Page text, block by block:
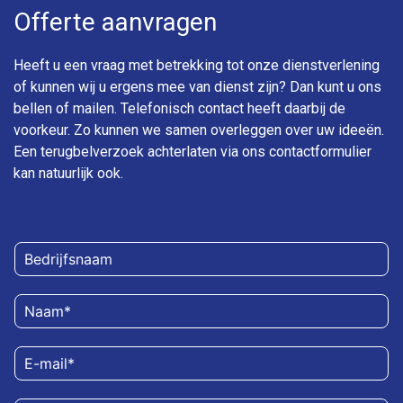
Offerte aanvragen
Heeft u een vraag met betrekking tot onze dienstverlening
of kunnen wij u ergens mee van dienst zijn? Dan kunt u ons
bellen of mailen. Telefonisch contact heeft daarbij de
voorkeur. Zo kunnen we samen overleggen over uw ideeën.
Een terugbelverzoek achterlaten via ons contactformulier
kan natuurlijk ook.
B
e
r
i
f
s
N
a
m
*
E
-